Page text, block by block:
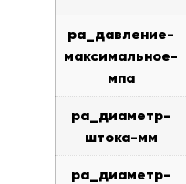
pa_давление-
максимальное-
мпа
pa_диаметр-
штока-мм
pa_диаметр-